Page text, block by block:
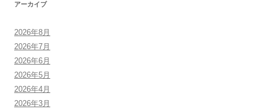
アーカイブ
2026年8月
2026年7月
2026年6月
2026年5月
2026年4月
2026年3月